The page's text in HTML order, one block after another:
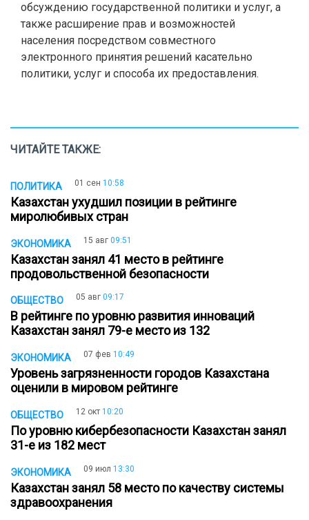
обсуждению государственной политики и услуг, а
также расширение прав и возможностей
населения посредством совместного
электронного принятия решений касательно
политики, услуг и способа их предоставления.
ЧИТАЙТЕ ТАКЖЕ:
ПОЛИТИКА 01 сен 10:58
Казахстан ухудшил позиции в рейтинге
миролюбивых стран
ЭКОНОМИКА 15 авг 09:51
Казахстан занял 41 место в рейтинге
продовольственной безопасности
ОБЩЕСТВО 05 авг 09:17
В рейтинге по уровню развития инноваций
Казахстан занял 79-е место из 132
ЭКОНОМИКА 07 фев 10:49
Уровень загрязненности городов Казахстана
оценили в мировом рейтинге
ОБЩЕСТВО 12 окт 10:20
По уровню кибербезопасности Казахстан занял
31-е из 182 мест
ЭКОНОМИКА 09 июл 13:30
Казахстан занял 58 место по качеству системы
здравоохранения